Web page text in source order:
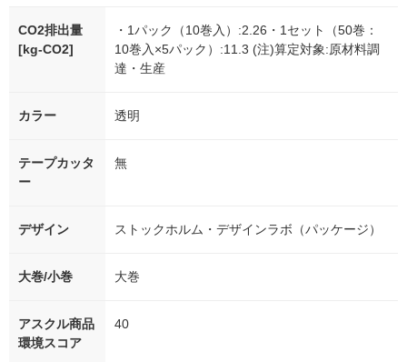
CO2排出量
[kg-CO2]
・1パック（10巻入）:2.26・1セット（50巻：
10巻入×5パック）:11.3 (注)算定対象:原材料調
達・生産
カラー 透明
テープカッタ
ー
無
デザイン ストックホルム・デザインラボ（パッケージ）
大巻/小巻 大巻
アスクル商品
環境スコア
40